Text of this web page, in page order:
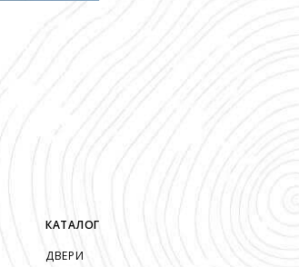
КАТАЛОГ
ДВЕРИ